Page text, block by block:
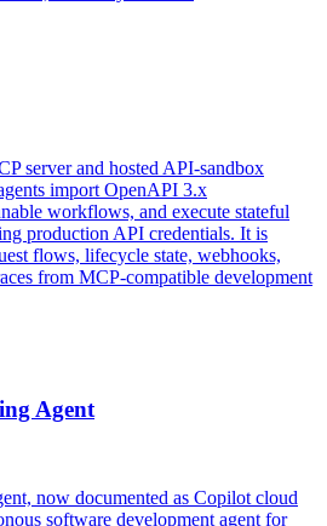
server and hosted API-sandbox
import OpenAPI 3.x
workflows, and execute stateful
production API credentials. It is
flows, lifecycle state, webhooks,
from MCP-compatible development
Agent
now documented as Copilot cloud
software development agent for